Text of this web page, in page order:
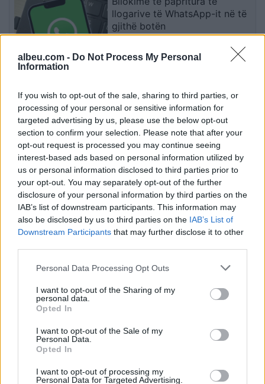
albeu.com - Do Not Process My Personal
Information
If you wish to opt-out of the sale, sharing to third parties, or
processing of your personal or sensitive information for
targeted advertising by us, please use the below opt-out
section to confirm your selection. Please note that after your
opt-out request is processed you may continue seeing
interest-based ads based on personal information utilized by
us or personal information disclosed to third parties prior to
your opt-out. You may separately opt-out of the further
disclosure of your personal information by third parties on the
IAB’s list of downstream participants. This information may
also be disclosed by us to third parties on the IAB’s List of
Downstream Participants that may further disclose it to other
Personal Data Processing Opt Outs
I want to opt-out of the Sharing of my
personal data.
Opted In
I want to opt-out of the Sale of my
Personal Data.
Opted In
I want to opt-out of processing my
Personal Data for Targeted Advertising.
llogarive të WhatsApp-it në të
gjithë botën
të IA-së: “Mund të dalë jashtë
kontrollit
Esim for USA|Esim for Italy| Esim for Spain|Esim